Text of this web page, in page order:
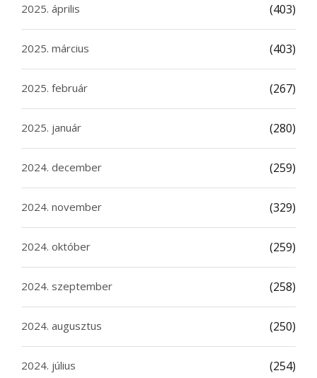
2025. április (403)
2025. március (403)
2025. február (267)
2025. január (280)
2024. december (259)
2024. november (329)
2024. október (259)
2024. szeptember (258)
2024. augusztus (250)
2024. július (254)